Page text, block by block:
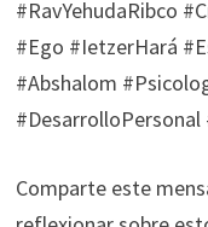
#RavYehudaRibco
#Ego #IetzerHará
#Abshalom
Comparte este